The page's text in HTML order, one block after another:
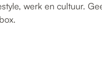
werk en cultuur.